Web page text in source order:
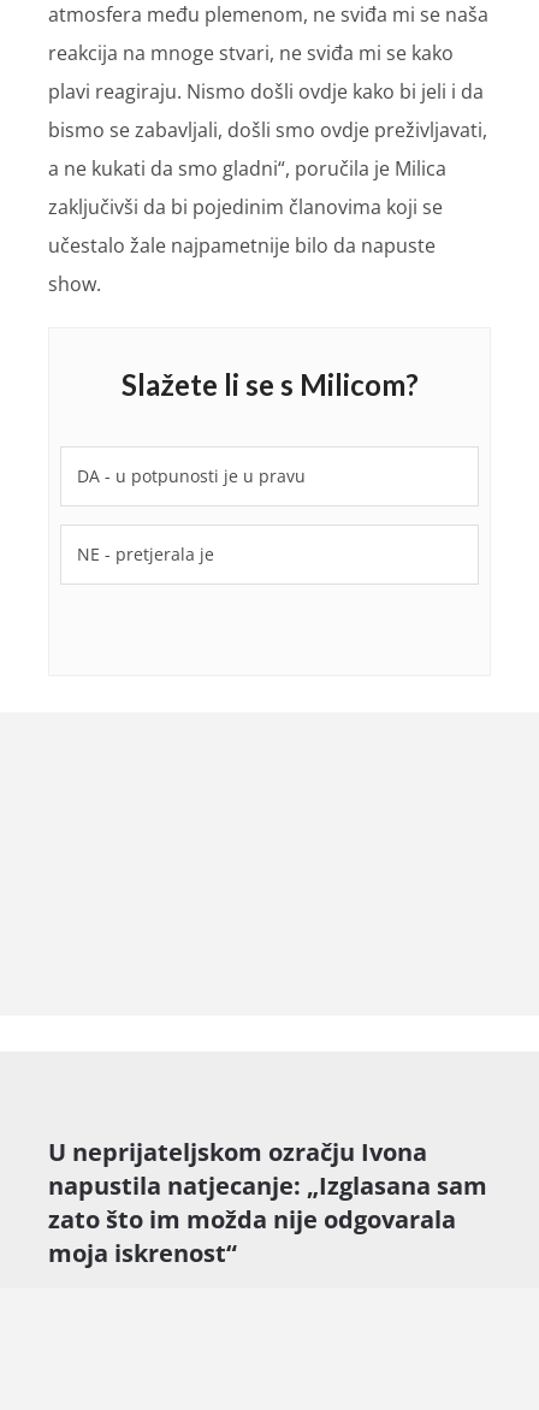
atmosfera među plemenom, ne sviđa mi se naša
reakcija na mnoge stvari, ne sviđa mi se kako
plavi reagiraju. Nismo došli ovdje kako bi jeli i da
bismo se zabavljali, došli smo ovdje preživljavati,
a ne kukati da smo gladni“, poručila je Milica
zaključivši da bi pojedinim članovima koji se
učestalo žale najpametnije bilo da napuste
show.
Slažete li se s Milicom?
DA - u potpunosti je u pravu
NE - pretjerala je
U neprijateljskom ozračju Ivona
napustila natjecanje: „Izglasana sam
zato što im možda nije odgovarala
moja iskrenost“